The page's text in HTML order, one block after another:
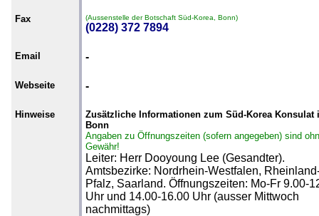
Fax (Aussenstelle der Botschaft Süd-Korea, Bonn)
(0228) 372 7894
Email -
Webseite -
Hinweise
Zusätzliche Informationen zum Süd-Korea Konsulat
Bonn
Angaben zu Öffnungszeiten (sofern angegeben) sind
Gewähr!
Leiter: Herr Dooyoung Lee (Gesandter).
Amtsbezirke: Nordrhein-Westfalen,
Pfalz, Saarland. Öffnungszeiten: Mo-Fr 9.00-
Uhr und 14.00-16.00 Uhr (ausser Mittwoch
nachmittags)